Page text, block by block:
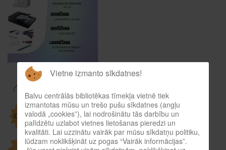
Vietne izmanto sīkdatnes!
Balvu centrālās bibliotēkas tīmekļa vietnē tiek
izmantotas mūsu un trešo pušu sīkdatnes (angļu
valodā „cookies”), lai nodrošinātu tās darbību un
palīdzētu uzlabot vietnes lietošanas pieredzi un
kvalitāti. Lai uzzinātu vairāk par mūsu sīkdatņu politiku,
lūdzam noklikšķināt uz pogas “Vairāk informācijas”.